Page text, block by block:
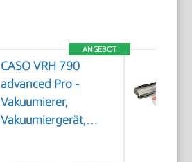
ANGEBOT
CASO VRH 790
advanced Pro -
Vakuumierer,
Vakuumiergerät,